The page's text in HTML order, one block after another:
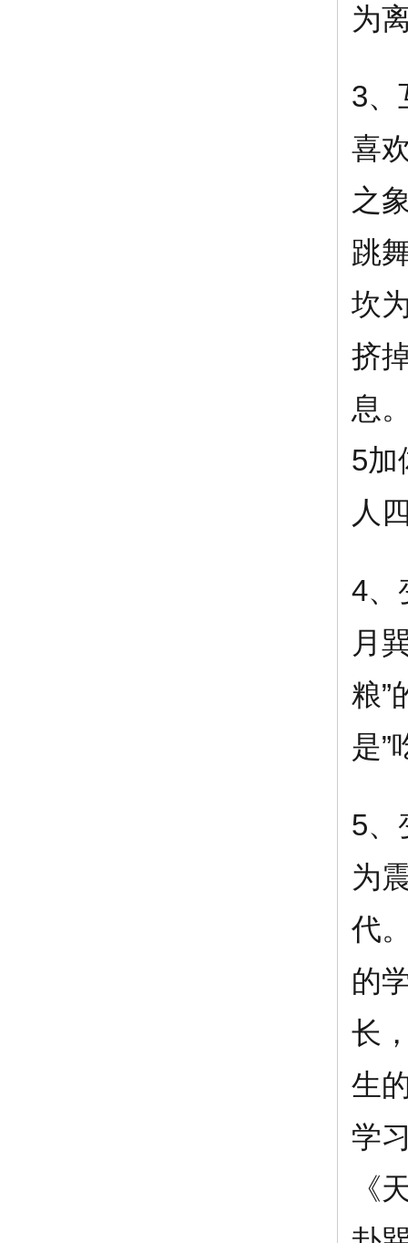
为
3、
喜
之
跳
坎
挤
息
5加
人
4、
月
粮”
是”
5、
为
代
的
长
生
学
《